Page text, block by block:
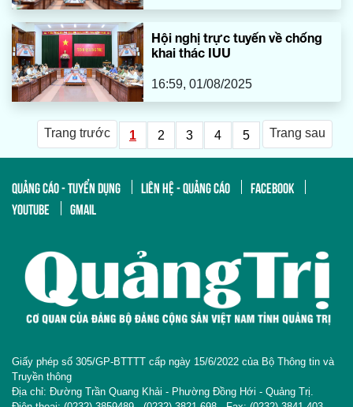
Hội nghị trực tuyến về chống
khai thác IUU
16:59, 01/08/2025
Trang trước 1 2 3 4 5 Trang sau
QUẢNG CÁO - TUYỂN DỤNG LIÊN HỆ - QUẢNG CÁO
FACEBOOK
YOUTUBE
GMAIL
Giấy phép số 305/GP-BTTTT cấp ngày 15/6/2022 của Bộ Thông tin và
Truyền thông
Địa chỉ: Đường Trần Quang Khải - Phường Đồng Hới - Quảng Trị.